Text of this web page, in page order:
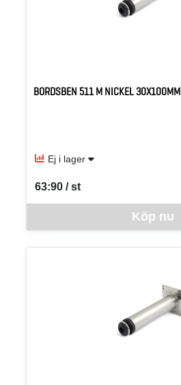
BORDSBEN 511 M NICKEL 30X100MM
Ej i lager
Köp nu
63:90 / st
SEK per ST